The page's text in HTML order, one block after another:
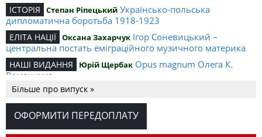
ІСТОРІЯ Степан Ріпецький Українсько-польська
дипломатична боротьба 1918-1923
ЕЛІТА НАЦІЇ Оксана Захарчук Ігор Соневицький –
центральна постать еміграційного музичного материка
НАШІ ВИДАННЯ Юрій Щербак Opus magnum Олега К.
Романчука
РЕЦЕНЗІЇ Петро Іванишин
Романчука
СЛОВО РЕДАКЦІЙНЕ Олег К. Романчук
як уособлення української політстратегії й тактики
Більше про випуск »
ОФОРМИТИ ПЕРЕДОПЛАТУ